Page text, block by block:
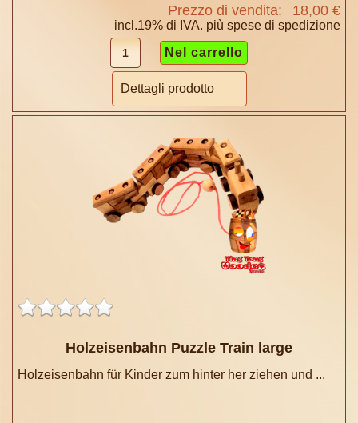
Prezzo di vendita: 18,00 €
incl.19% di IVA. più spese di spedizione
Dettagli prodotto
Holzeisenbahn Puzzle Train large
Holzeisenbahn für Kinder zum hinter her ziehen und ...